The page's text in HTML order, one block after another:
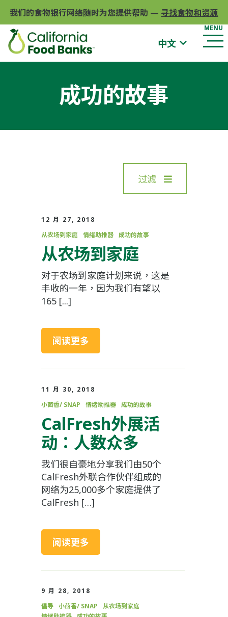
我们的食物银行网络随时为您提供帮助 — 寻找食物和资源
中文
成功的故事
过滤
12 月 27, 2018
从农场到家庭
情绪助推器 成功的故事
从农场到家庭
对于农场到家庭计划来说，这是
丰收的一年，因为我们有望以
165 [...]
阅读更多
11 月 30, 2018
小茴香/ SNAP
情绪助推器 成功的故事
CalFresh外展活
动：人数众多
我们很自豪地分享我们由50个
CalFresh外联合作伙伴组成的
网络为25,000多个家庭提供了
CalFresh […]
阅读更多
9 月 28, 2018
倡导
小茴香/ SNAP
从农场到家庭